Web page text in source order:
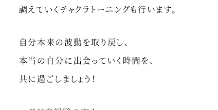
調えていくチャクラトーニングも行います。
自分本来の波動を取り戻し、
本当の自分に出会っていく時間を、
共に過ごしましょう！